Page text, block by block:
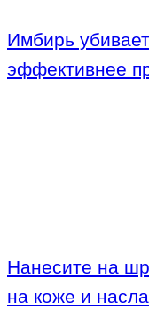
Имбирь
эффективнее
Нанесите на
на коже и